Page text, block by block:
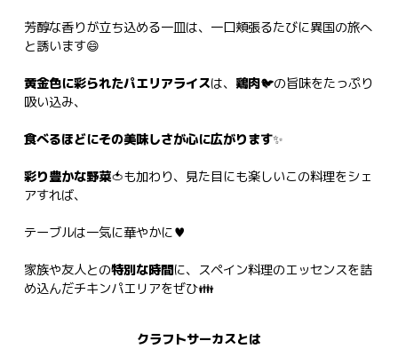
芳醇な香りが立ち込める一皿は、一口頬張るたびに異国の旅へ
と誘います😄
黄金色に彩られたパエリアライスは、 鶏肉🐦の旨味をたっぷり
吸い込み、
食べるほどにその美味しさが心に広がります✨
彩り豊かな野菜🍅も加わり、見た目にも楽しいこの料理をシェ
アすれば、
テーブルは一気に華やかに♥️
家族や友人との特別な時間に、スペイン料理のエッセンスを詰
め込んだチキンパエリアをぜひ👪
クラフトサーカスとは